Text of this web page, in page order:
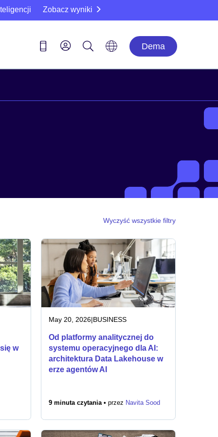
Zobacz wyniki
Dema
Wyczyść wszystkie filtry
w
May 20, 2026|BUSINESS
Od platformy analitycznej do
systemu operacyjnego dla AI:
architektura Data Lakehouse w
erze agentów AI
9 minuta czytania • przez Navita Sood